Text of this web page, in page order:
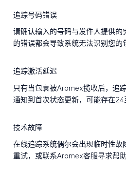
追踪号码错误
请确认输入的号码与发件人提供的
的错误都会导致系统无法识别您的
追踪激活延迟
只有当包裹被Aramex揽收后，追
通知到首次状态更新，可能存在24
技术故障
在线追踪系统偶尔会出现临时性故
重试，或联系Aramex客服寻求帮助